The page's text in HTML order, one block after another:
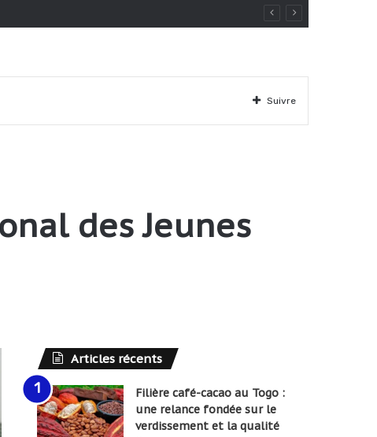
Suivre
des Jeunes
Articles récents
Filière café-cacao au Togo :
une relance fondée sur le
verdissement et la qualité